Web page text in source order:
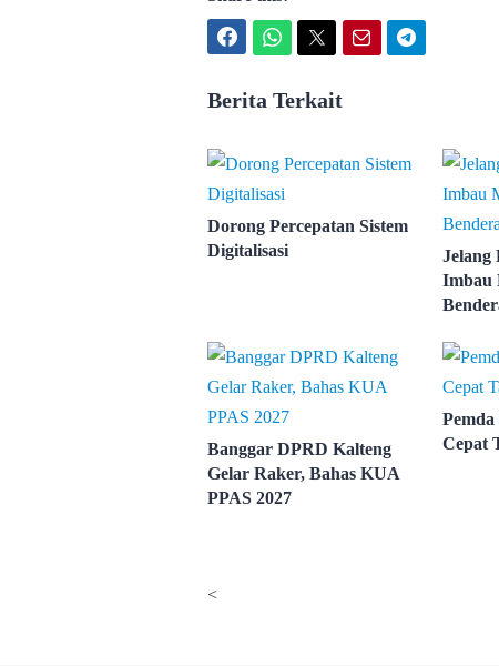
Berita Terkait
Dorong Percepatan Sistem
Digitalisasi
Jelang
Imbau
Banggar DPRD Kalteng
Gelar Raker, Bahas KUA
PPAS 2027
Cepat
<